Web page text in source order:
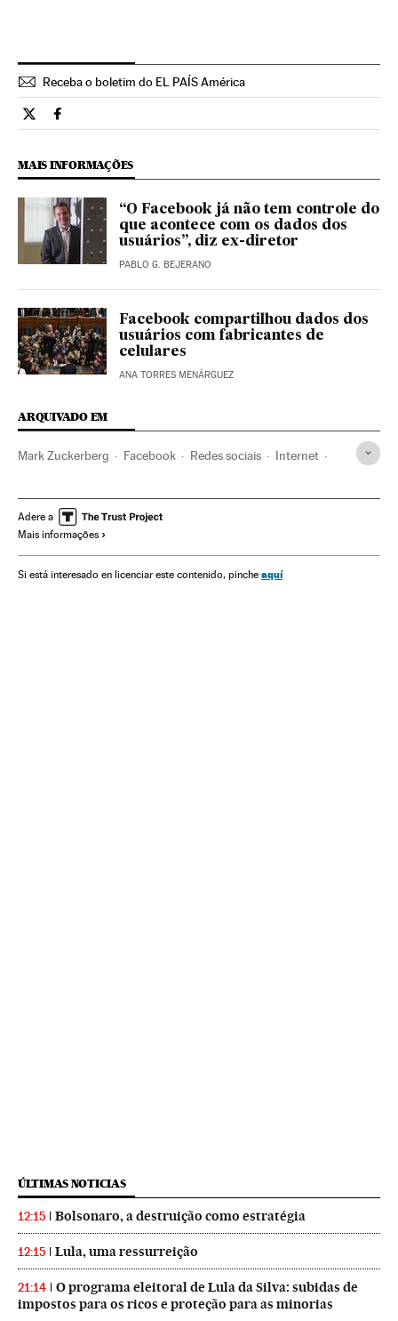
Receba o boletim do EL PAÍS América
Tecnologia El País Brasil en Twitter
Tecnologia El País Brasil en Facebook
MAIS INFORMAÇÕES
“O Facebook já não tem controle do
que acontece com os dados dos
usuários”, diz ex-diretor
PABLO G. BEJERANO
Facebook compartilhou dados dos
usuários com fabricantes de
celulares
ANA TORRES MENÁRGUEZ
ARQUIVADO EM
Mark Zuckerberg Facebook Redes sociais Internet
Comunicações Ciência
Adere a
Mais informações
Si está interesado en licenciar este contenido, pinche aquí
ÚLTIMAS NOTICIAS
12:15 Bolsonaro, a destruição como estratégia
12:15 Lula, uma ressurreição
21:14
O programa eleitoral de Lula da Silva: subidas de
impostos para os ricos e proteção para as minorias